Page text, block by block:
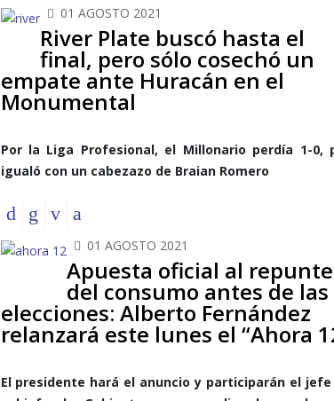
01 AGOSTO 2021
River Plate buscó hasta el
final, pero sólo cosechó un
empate ante Huracán en el
Monumental
Por la Liga Profesional, el Millonario perdía 1-0,
igualó con un cabezazo de Braian Romero
01 AGOSTO 2021
Apuesta oficial al repunte
del consumo antes de las
elecciones: Alberto Fernández
relanzará este lunes el “Ahora
El presidente hará el anuncio y participarán el jefe